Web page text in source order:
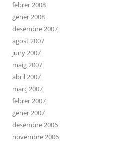
febrer 2008
gener 2008
desembre 2007
agost 2007
juny 2007
maig 2007
abril 2007
març 2007
febrer 2007
gener 2007
desembre 2006
novembre 2006